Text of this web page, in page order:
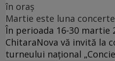
în oraș
Martie este luna
În perioada 16-30 martie
ChitaraNova vă invită la
turneului național